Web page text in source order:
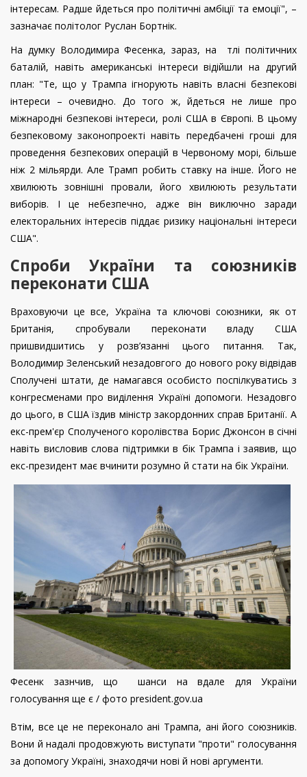
інтересам. Радше йдеться про політичні амбіції та емоції", –
зазначає політолог Руслан Бортнік.
На думку Володимира Фесенка, зараз, на тлі політичних
баталій, навіть американські інтереси відійшли на другий
план: "Те, що у Трампа ігнорують навіть власні безпекові
інтереси – очевидно. До того ж, йдеться не лише про
міжнародні безпекові інтереси, ролі США в Європі. В цьому
безпековому законопроекті навіть передбачені гроші для
проведення безпекових операцій в Червоному морі, більше
ніж 2 мільярди. Але Трамп робить ставку на інше. Його не
хвилюють зовнішні провали, його хвилюють результати
виборів. І це небезпечно, адже він виключно заради
електоральних інтересів піддає ризику національні інтереси
США".
Спроби України та союзників
переконати США
Враховуючи це все, Україна та ключові союзники, як от
Британія, спробували переконати владу США
пришвидшитись у розв’язанні цього питання. Так,
Володимир Зеленський незадовгого до нового року відвідав
Сполучені штати, де намагався особисто поспілкуватись з
конгресменами про виділення Україні допомоги. Незадовго
до цього, в США їздив міністр закордонних справ Британії. А
екс-прем'єр Сполученого королівства Борис Джонсон в січні
навіть висловив слова підтримки в бік Трампа і заявив, що
екс-президент має вчинити розумно й стати на бік України.
Фесенк зазнчив, що шанси на вдале для України
голосування ще є / фото president.gov.ua
Втім, все це не переконало ані Трампа, ані його союзників.
Вони й надалі продовжують виступати "проти" голосування
за допомогу Україні, знаходячи нові й нові аргументи.